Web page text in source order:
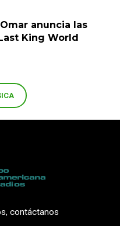
anuncia las
King World
contáctanos